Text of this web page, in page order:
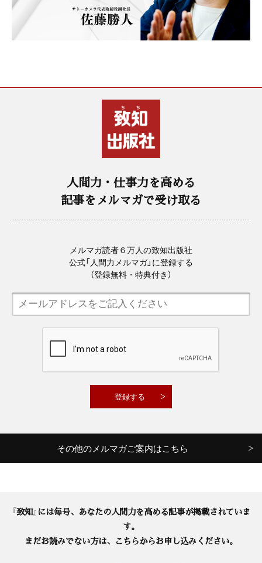
人間力・仕事力を高める
記事をメルマガで受け取る
メルマガ読者６万人の致知出版社
公式「人間力メルマガ」に登録する
（登録無料・特典付き）
その他のメルマガご案内はこちら
『致知』には毎号、あなたの人間力を高める記事が掲載されていま
す。
まだお読みでない方は、こちらからお申し込みください。